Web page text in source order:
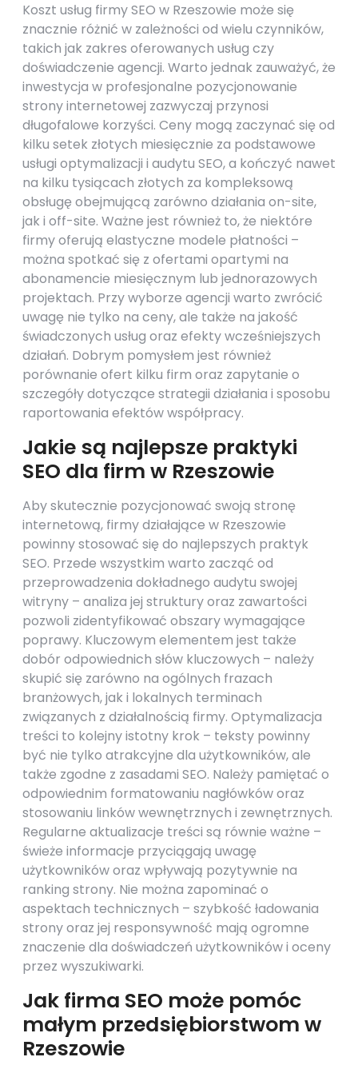
Koszt usług firmy SEO w Rzeszowie może się
znacznie różnić w zależności od wielu czynników,
takich jak zakres oferowanych usług czy
doświadczenie agencji. Warto jednak zauważyć, że
inwestycja w profesjonalne pozycjonowanie
strony internetowej zazwyczaj przynosi
długofalowe korzyści. Ceny mogą zaczynać się od
kilku setek złotych miesięcznie za podstawowe
usługi optymalizacji i audytu SEO, a kończyć nawet
na kilku tysiącach złotych za kompleksową
obsługę obejmującą zarówno działania on-site,
jak i off-site. Ważne jest również to, że niektóre
firmy oferują elastyczne modele płatności –
można spotkać się z ofertami opartymi na
abonamencie miesięcznym lub jednorazowych
projektach. Przy wyborze agencji warto zwrócić
uwagę nie tylko na ceny, ale także na jakość
świadczonych usług oraz efekty wcześniejszych
działań. Dobrym pomysłem jest również
porównanie ofert kilku firm oraz zapytanie o
szczegóły dotyczące strategii działania i sposobu
raportowania efektów współpracy.
Jakie są najlepsze praktyki
SEO dla firm w Rzeszowie
Aby skutecznie pozycjonować swoją stronę
internetową, firmy działające w Rzeszowie
powinny stosować się do najlepszych praktyk
SEO. Przede wszystkim warto zacząć od
przeprowadzenia dokładnego audytu swojej
witryny – analiza jej struktury oraz zawartości
pozwoli zidentyfikować obszary wymagające
poprawy. Kluczowym elementem jest także
dobór odpowiednich słów kluczowych – należy
skupić się zarówno na ogólnych frazach
branżowych, jak i lokalnych terminach
związanych z działalnością firmy. Optymalizacja
treści to kolejny istotny krok – teksty powinny
być nie tylko atrakcyjne dla użytkowników, ale
także zgodne z zasadami SEO. Należy pamiętać o
odpowiednim formatowaniu nagłówków oraz
stosowaniu linków wewnętrznych i zewnętrznych.
Regularne aktualizacje treści są równie ważne –
świeże informacje przyciągają uwagę
użytkowników oraz wpływają pozytywnie na
ranking strony. Nie można zapominać o
aspektach technicznych – szybkość ładowania
strony oraz jej responsywność mają ogromne
znaczenie dla doświadczeń użytkowników i oceny
przez wyszukiwarki.
Jak firma SEO może pomóc
małym przedsiębiorstwom w
Rzeszowie